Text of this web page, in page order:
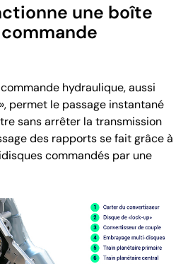
une boîte
hydraulique, aussi
permet le passage instantané
sans arrêter la transmission
des rapports se fait grâce à
commandés par une